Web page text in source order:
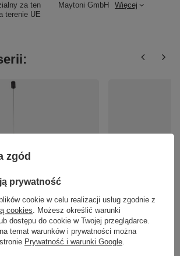
za ten
terenie UE
Maytoni GmbH Więcej
WISZĄCA ZOOM
187,00 zł / szt.
zgód
prywatność
cookie w celu realizacji usług zgodnie z
cookies. Możesz określić warunki
dostępu do cookie w Twojej przeglądarce.
temat warunków i prywatności można
Prywatność i warunki Google.